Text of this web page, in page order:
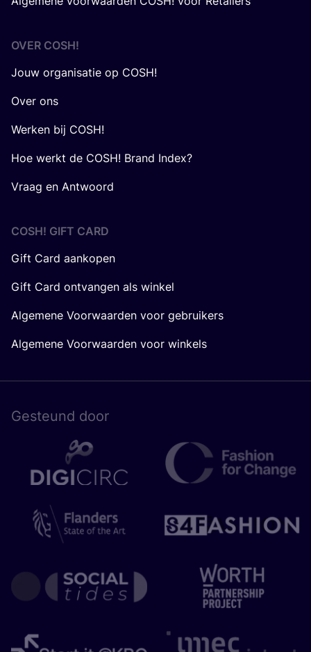
OVER COSH!
Jouw organisatie op COSH!
Over ons
Werken bij COSH!
Hoe werkt de COSH! Brand Index?
Vraag en Antwoord
COSH! GIFT CARD
Gift Card aankopen
Gift Card ontvangen als winkel
Algemene Voorwaarden voor gebruikers
Algemene Voorwaarden voor winkels
Gesteund door